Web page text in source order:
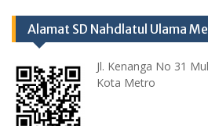
Alamat SD Nahdlatul Ulama
Jl. Kenanga No 31
Kota Metro